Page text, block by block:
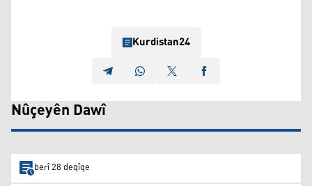
Kurdistan24
Nûçeyên Dawî
berî 28 deqîqe